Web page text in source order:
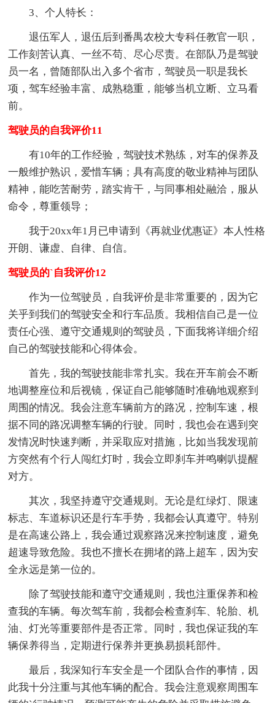
3、个人特长：
退伍军人，退伍后到番禺农校大专科任教官一职，
工作刻苦认真、一丝不苟、尽心尽责。在部队乃是驾驶
员一名，曾随部队出入多个省市，驾驶员一职是我长
项，驾车经验丰富、成熟稳重，能够当机立断、立马看
前。
驾驶员的自我评价11
有10年的工作经验，驾驶技术熟练，对车的保养及
一般维护熟识，爱惜车辆；具有高度的敬业精神与团队
精神，能吃苦耐劳，踏实肯干，与同事相处融洽，服从
命令，尊重领导；
我于20xx年1月已申请到《再就业优惠证》本人性格
开朗、谦虚、自律、自信。
驾驶员的`自我评价12
作为一位驾驶员，自我评价是非常重要的，因为它
关乎到我们的驾驶安全和行车品质。我相信自己是一位
责任心强、遵守交通规则的驾驶员，下面我将详细介绍
自己的驾驶技能和心得体会。
首先，我的驾驶技能非常扎实。我在开车前会不断
地调整座位和后视镜，保证自己能够随时准确地观察到
周围的情况。我会注意车辆前方的路况，控制车速，根
据不同的路况调整车辆的行驶。同时，我也会在遇到突
发情况时快速判断，并采取应对措施，比如当我发现前
方突然有个行人闯红灯时，我会立即刹车并鸣喇叭提醒
对方。
其次，我坚持遵守交通规则。无论是红绿灯、限速
标志、车道标识还是行车手势，我都会认真遵守。特别
是在高速公路上，我会通过观察路况来控制速度，避免
超速导致危险。我也不擅长在拥堵的路上超车，因为安
全永远是第一位的。
除了驾驶技能和遵守交通规则，我也注重保养和检
查我的车辆。每次驾车前，我都会检查刹车、轮胎、机
油、灯光等重要部件是否正常。同时，我也保证我的车
辆保养得当，定期进行保养并更换易损耗部件。
最后，我深知行车安全是一个团队合作的事情，因
此我十分注重与其他车辆的配合。我会注意观察周围车